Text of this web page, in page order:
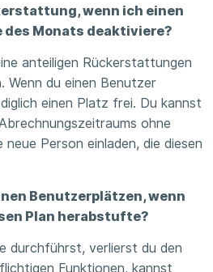
wenn ich einen
des Monats deaktiviere?
anteiligen Rückerstattungen
du einen Benutzer
einen Platz frei. Du kannst
ohne
Person einladen, die diesen
Benutzerplätzen, wenn
Plan herabstufte?
durchführst, verlierst du den
Funktionen, kannst